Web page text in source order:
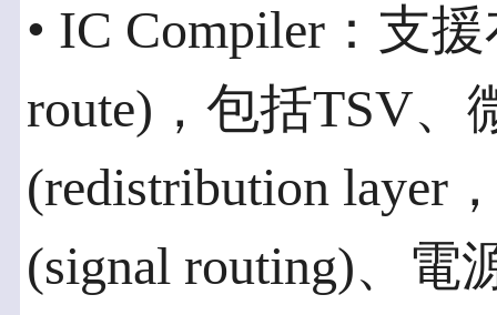
• IC Compiler：支
route)，包括TSV
(redistribution layer
(signal routing)、電